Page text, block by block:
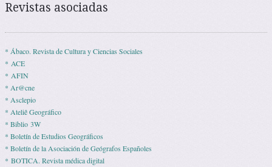
Revistas asociadas
* Ábaco. Revista de Cultura y Ciencias Sociales
* ACE
* AFIN
* Ar@cne
* Asclepio
* Ateliê Geográfico
* Biblio 3W
* Boletín de Estudios Geográficos
* Boletín de la Asociación de Geógrafos Españoles
* BOTICA. Revista médica digital